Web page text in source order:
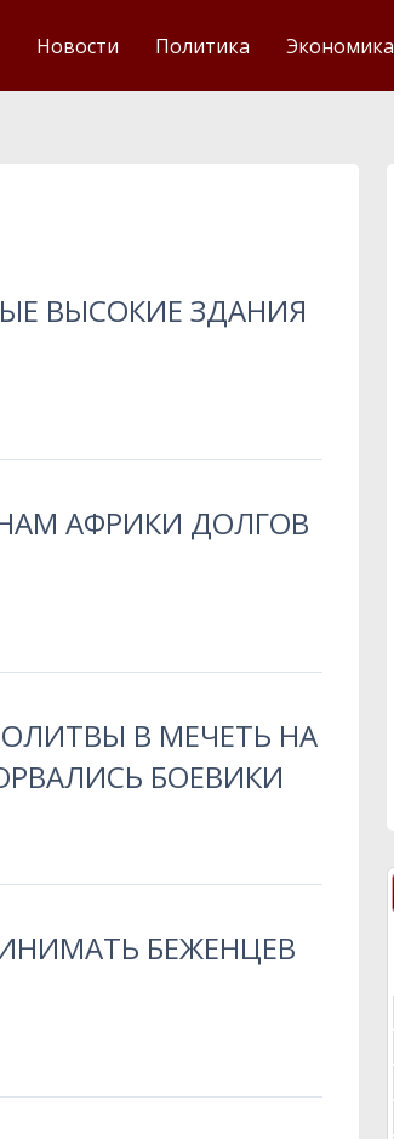
Новости Политика Экономика
ВЫСОКИЕ ЗДАНИЯ
АФРИКИ ДОЛГОВ
В МЕЧЕТЬ НА
БОЕВИКИ
БЕЖЕНЦЕВ